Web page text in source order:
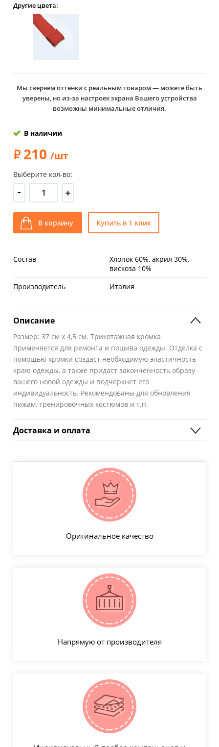
Другие цвета:
Мы сверяем оттенки с реальным товаром — можете быть
уверены, но из-за настроек экрана Вашего устройства
возможны минимальные отличия.
В наличии
210 /шт
Выберите кол-во:
- +
В корзину Купить в 1 клик
Состав
Хлопок 60%, акрил 30%,
вискоза 10%
Производитель
Италия
Описание
Размер: 37 см х 4,5 см. Трикотажная кромка
применяется для ремонта и пошива одежды. Отделка с
помощью кромки создаст необходимую эластичность
краю одежды, а также придаст законченность образу
вашего новой одежды и подчеркнет его
индивидуальность. Рекомендованы для обновления
пижам, тренировочных костюмов и т.п.
Доставка и оплата
Оригинальное качество
Напрямую от производителя